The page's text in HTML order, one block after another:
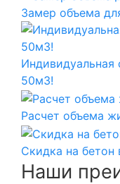
Замер объема
Индивидуальная
50м3!
Расчет объема
Скидка на бетон
Наши